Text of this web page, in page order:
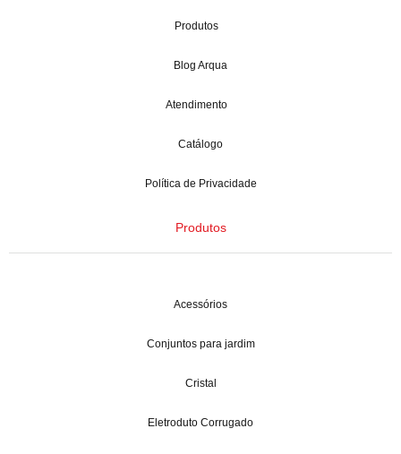
Produtos
Blog Arqua
Atendimento
Catálogo
Política de Privacidade
Produtos
Acessórios
Conjuntos para jardim
Cristal
Eletroduto Corrugado